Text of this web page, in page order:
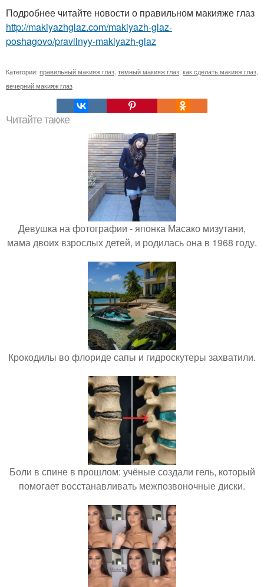
Подробнее читайте новости о правильном макияже глаз
http://makiyazhglaz.com/makiyazh-glaz-
poshagovo/pravilnyy-makiyazh-glaz
Категории: правильный макияж глаз темный макияж глаз как сделать макияж глаз
вечерний макияж глаз
Читайте также
Девушка на фотографии - японка Масако мизутани,
мама двоих взрослых детей, и родилась она в 1968 году.
Крокодилы во флориде сапы и гидроскутеры захватили.
Боли в спине в прошлом: учёные создали гель, который
помогает восстанавливать межпозвоночные диски.